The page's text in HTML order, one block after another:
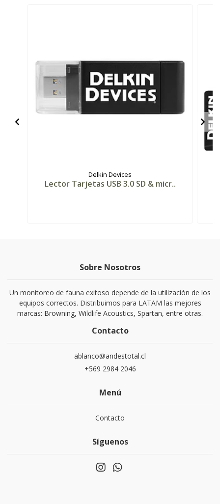
Delkin Devices
Lector Tarjetas USB 3.0 SD & micr..
Sobre Nosotros
Un monitoreo de fauna exitoso depende de la utilización de los
equipos correctos. Distribuimos para LATAM las mejores
marcas: Browning, Wildlife Acoustics, Spartan, entre otras.
Contacto
ablanco@andestotal.cl
‪+569 2984 2046‬
Menú
Contacto
Síguenos